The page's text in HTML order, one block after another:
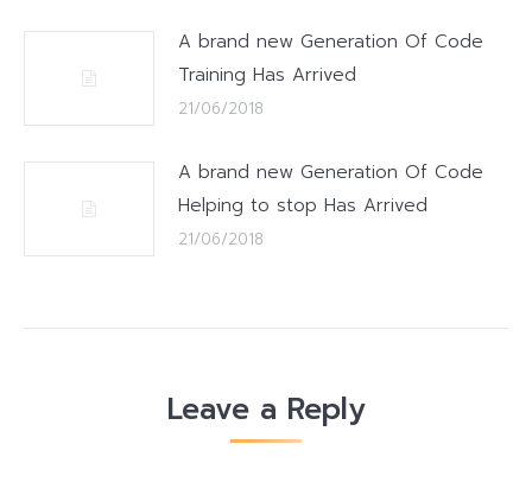
A brand new Generation Of Code
Training Has Arrived
21/06/2018
A brand new Generation Of Code
Helping to stop Has Arrived
21/06/2018
Leave a Reply